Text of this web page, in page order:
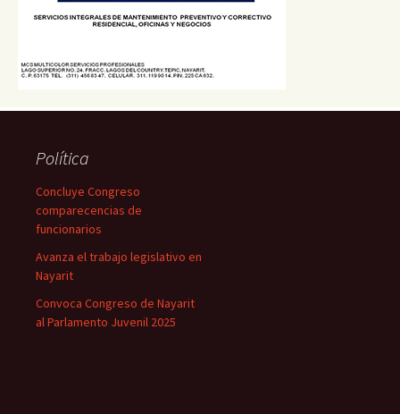
Política
Concluye Congreso
comparecencias de
funcionarios
Avanza el trabajo legislativo en
Nayarit
Convoca Congreso de Nayarit
al Parlamento Juvenil 2025